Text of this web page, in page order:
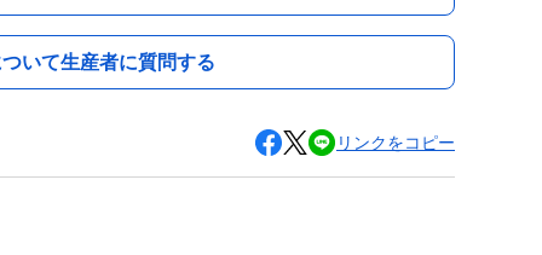
いて生産者に質問する
リンクをコピー